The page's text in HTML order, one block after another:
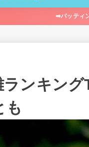
➡︎バッティ
ランキン
も